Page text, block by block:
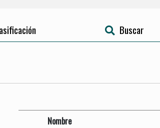
Buscar
Nombre